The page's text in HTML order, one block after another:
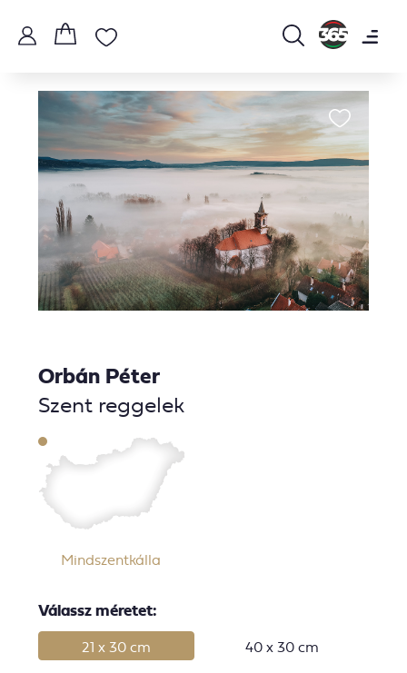
Orbán Péter
Szent reggelek
Mindszentkálla
Válassz méretet:
21 x 30 cm
40 x 30 cm